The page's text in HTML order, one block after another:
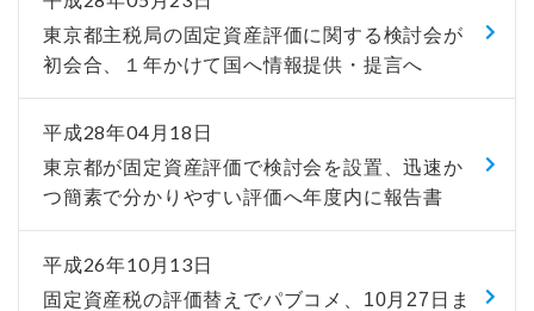
東京都主税局の固定資産評価に関する検討会が
初会合、１年かけて国へ情報提供・提言へ
平成28年04月18日
東京都が固定資産評価で検討会を設置、迅速か
つ簡素で分かりやすい評価へ年度内に報告書
平成26年10月13日
固定資産税の評価替えでパブコメ、10月27日ま